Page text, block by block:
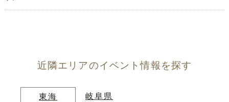
近隣エリアのイベント情報を探す
東海 岐阜県